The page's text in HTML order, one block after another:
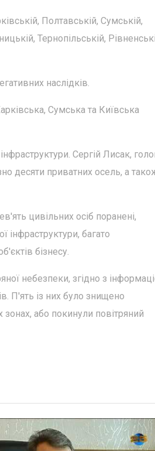
Полтавській, Сумській,
Тернопільській,
наслідків.
Сумська та Київська
Сергій Лисак,
десяти приватних осель, а
цивільних осіб поранені,
інфраструктури, багато
бізнесу.
небезпеки, згідно з
П'ять із них було знищено
або покинули повітряний